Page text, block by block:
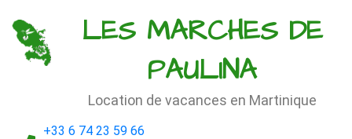
contenu
LES MARCHES DE
PAULINA
Location de vacances en Martinique
+33 6 74 23 59 66